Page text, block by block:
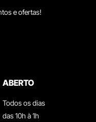
e ofertas!
ABERTO
Todos os dias
das 10h à 1h